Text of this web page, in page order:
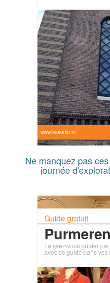
www.leuketip.nl
Ne manquez pas
journée
Guide gratuit
Laissez-vous guider
avec ce guide dans vos